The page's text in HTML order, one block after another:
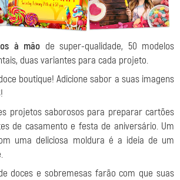
à mão de super-qualidade, 50 modelos
duas variantes para cada projeto.
boutique! Adicione sabor a suas imagens
projetos saborosos para preparar cartões
de casamento e festa de aniversário. Um
uma deliciosa moldura é a ideia de um
doces e sobremesas farão com que suas